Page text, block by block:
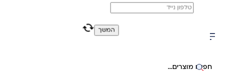
משלוח מהיר חינם בקניה מעל 299 ₪ (למעט ריהוט)
המשך